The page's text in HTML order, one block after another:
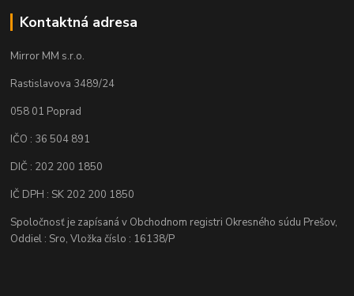
Kontaktná adresa
Mirror MM s.r.o.
Rastislavova 3489/24
058 01 Poprad
IČO : 36 504 891
DIČ : 202 200 1850
IČ DPH : SK 202 200 1850
Spoločnosť je zapísaná v Obchodnom registri Okresného súdu Prešov,
Oddiel : Sro, Vložka číslo : 16138/P